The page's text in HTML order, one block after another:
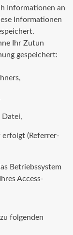
Informationen an
Informationen
Ihr Zutun
gespeichert:
Datei,
(Referrer-
Betriebssystem
Access-
folgenden